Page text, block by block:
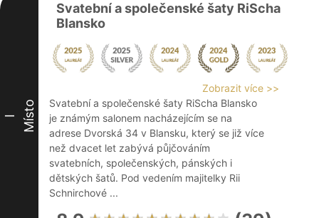
I Místo
Svatební a společenské šaty RiScha
Blansko
Zobrazit více >>
Svatební a společenské šaty RiScha Blansko
je známým salonem nacházejícím se na
adrese Dvorská 34 v Blansku, který se již více
než dvacet let zabývá půjčováním
svatebních, společenských, pánských i
dětských šatů. Pod vedením majitelky Rii
Schnirchové ...